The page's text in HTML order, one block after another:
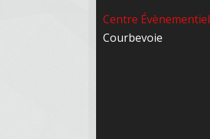
Centre Évènementiel
Courbevoie